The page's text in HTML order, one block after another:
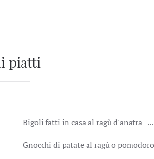
piatti
Bigoli fatti in casa al ragù d'anatra
Gnocchi di patate al ragù o pomodoro